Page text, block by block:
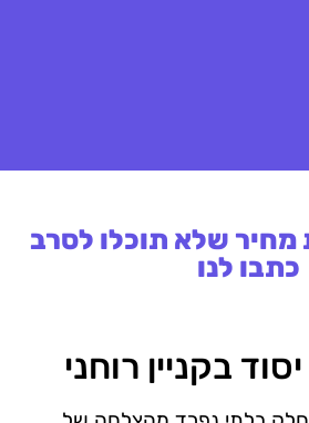
שלא תוכלו לסרב
כתבו לנו
בקניין רוחני